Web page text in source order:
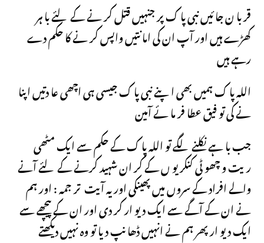
قر با ن جا ئیں نبی پا ک پر جنہیں قتل کر نے کے لئے با ہر
کھڑے ہیں اور آپ ان کی اما نتیں واپس کر نے کا حکم دے
رہے ہیں
اللہ پا ک ہمیں بھی اپنے نبی پا ک جیسی ہی اچھی عا دتیں اپنا
نے کی تو فیق عطا فر ما ئے آمین
جب با ہے نکلنے لگے تو اللہ پا ک کے حکم سے ایک مٹھی
ریت و چھو ٹی کنکر یو ں کے کر ان شہید کرنے کے لئے آنے
والے افراد کے سروں میں پھینکی اور یہ آیت تر جمہ : اور ہم
نے ان کے آگے سے ایک دیو ار کر دی اور ان کے پیچھے سے
ایک دیو ار پھر ہم نے انہیں ڈھا نپ دیا تو وہ نہیں دیکھتے